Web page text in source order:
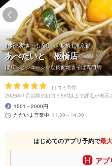
お好み焼き・もんじゃ | 板橋 | 東京都
あぺたいと 板橋店
ぱりっとジューシーな両面焼きそば専門店
- 口コミ 6件
2026年1月以降の口コミ5件以上で評点が表示
1501～2000円
ただいま営業中 11:30～14:30
はじめてのアプリ予約で最大
アプ